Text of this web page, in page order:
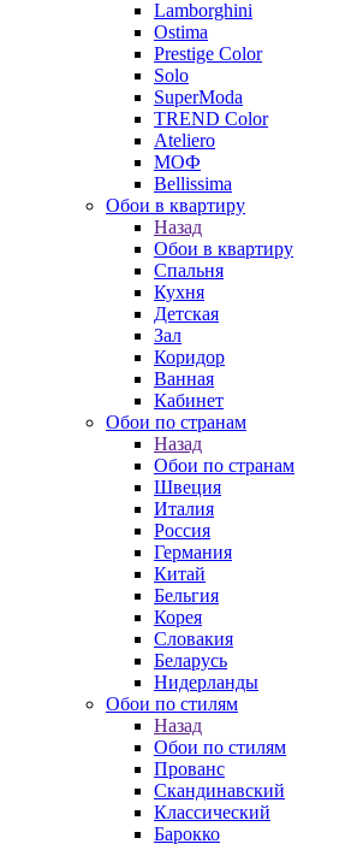
Lamborghini
Ostima
Prestige Color
Solo
SuperModa
TREND Color
Ateliero
МОФ
Bellissima
Обои в квартиру
Назад
Обои в квартиру
Спальня
Кухня
Детская
Зал
Коридор
Ванная
Кабинет
Обои по странам
Назад
Обои по странам
Швеция
Италия
Россия
Германия
Китай
Бельгия
Корея
Словакия
Беларусь
Нидерланды
Обои по стилям
Назад
Обои по стилям
Прованс
Скандинавский
Классический
Барокко